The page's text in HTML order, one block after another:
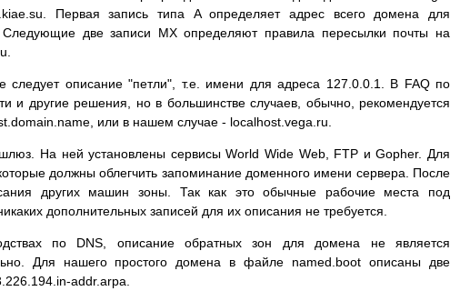
Первая запись типа A определяет адрес всего домена для
Следующие две записи MX определяют правила пересылки почты на
описание "петли", т.е. имени для адреса 127.0.0.1. В FAQ по
и другие решения, но в большинстве случаев, обычно, рекомендуется
или в нашем случае - localhost.vega.ru.
На ней установлены сервисы World Wide Web, FTP и Gopher. Для
должны облегчить запоминание доменного имени сервера. После
других машин зоны. Так как это обычные рабочие места под
дополнительных записей для их описания не требуется.
по DNS, описание обратных зон для домена не является
Для нашего простого домена в файле named.boot описаны две
addr.arpa.